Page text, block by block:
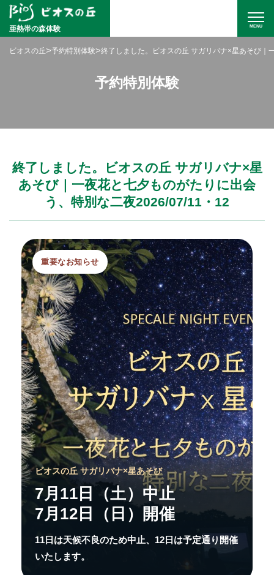
亜熱帯の森体験 MENU
予約特別体験
ビオスの丘>予約特別体験>終了しました。ビオスの丘 サガリバナ×星あそび
終了しました。ビオスの丘 サガリバナ×星
あそび｜一夜花と七夕ものがたりに出会
う、特別な二夜2026/07/11・12
重要なお知らせ
ビオスの丘 サガリバナ×星あそび
7月11日（土）中止
7月12日（日）開催
11日は天候不良のため中止、12日は予定通り開催
いたします。